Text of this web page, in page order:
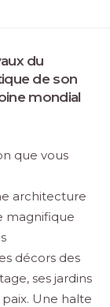
du
de son
mondial
que vous
architecture
magnifique
décors des
ses jardins
Une halte